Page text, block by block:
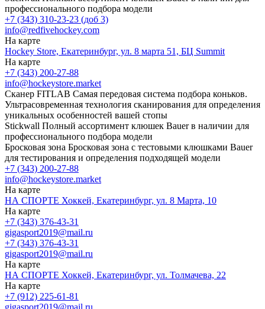
профессионального подбора модели
+7 (343) 310-23-23 (доб 3)
info@redfivehockey.com
На карте
Hockey Store, Екатеринбург, ул. 8 марта 51, БЦ Summit
На карте
+7 (343) 200-27-88
info@hockeystore.market
Сканер FITLAB Самая передовая система подбора коньков.
Ультрасовременная технология сканирования для определения
уникальных особенностей вашей стопы
Stickwall Полный ассортимент клюшек Bauer в наличии для
профессионального подбора модели
Бросковая зона Бросковая зона с тестовыми клюшками Bauer
для тестирования и определения подходящей модели
+7 (343) 200-27-88
info@hockeystore.market
На карте
НА СПОРТЕ Хоккей, Екатеринбург, ул. 8 Марта, 10
На карте
+7 (343) 376-43-31
gigasport2019@mail.ru
+7 (343) 376-43-31
gigasport2019@mail.ru
На карте
НА СПОРТЕ Хоккей, Екатеринбург, ул. Толмачева, 22
На карте
+7 (912) 225-61-81